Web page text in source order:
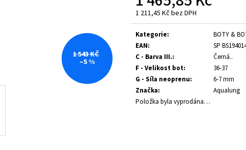
1 211,45 Kč bez DPH
Měrná
cena:
Kategorie:
BOTY &
EAN:
SP
C - Barva III.:
Černá..
F - Velikost bot:
36-37
G - Síla neoprenu:
6-7 mm
Značka:
Aqualung
Položka byla vyprodána…
1 543 KČ
–5 %
1 190 Kč